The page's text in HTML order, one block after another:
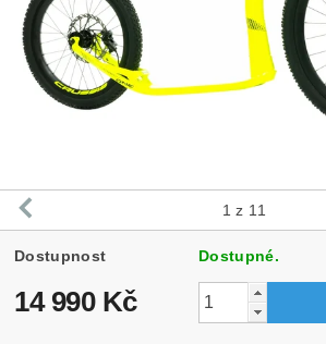
1 z 11
Dostupnost Dostupné.
14 990 Kč